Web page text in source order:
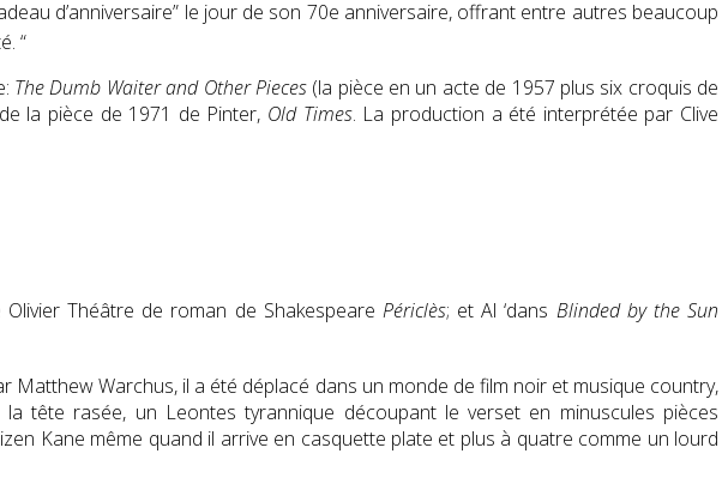
d’anniversaire” le jour de son 70e anniversaire, offrant entre autres beaucoup
“
The Dumb Waiter and Other Pieces(la pièce en un acte de 1957 plus six croquis de
la pièce de 1971 de Pinter, Old Times. La production a été interprétée par Clive
Théâtre de roman de Shakespeare Périclès; et Al ‘dans Blinded by the Sun
Matthew Warchus, il a été déplacé dans un monde de film noir et musique country,
tête rasée, un Leontes tyrannique découpant le verset en minuscules pièces
Kane même quand il arrive en casquette plate et plus à quatre comme un lourd